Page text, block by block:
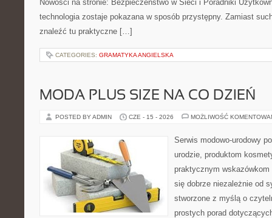
Nowości na stronie: Bezpieczeństwo w Sieci i Poradniki
technologia zostaje pokazana w sposób przystępny. Zamiast
znaleźć tu praktyczne […]
CATEGORIES: GRAMATYKA ANGIELSKA
MODA PLUS SIZE NA CO DZIEŃ
POSTED BY ADMIN CZE - 15 - 2026 MOŻLIWOŚĆ
Serwis modowo-urodowy
urodzie, produktom
praktycznym
się dobrze niezależnie od
stworzone z myślą o
prostych porad